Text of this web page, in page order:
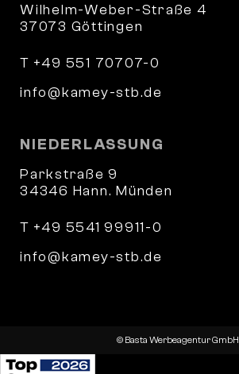
Wilhelm-Weber-Straße 4
37073 Göttingen
T +49 551 70707-0
info@kamey-stb.de
NIEDERLASSUNG
Parkstraße 9
34346 Hann. Münden
T +49 5541 99911-0
info@kamey-stb.de
© Basta Werbeagentur GmbH